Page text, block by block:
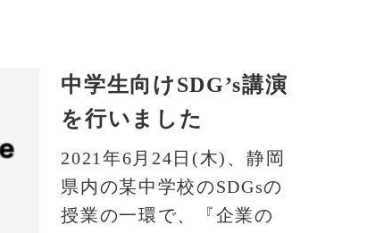
中学生向けSDG’s講演
を行いました
2021年6月24日(木)、静岡
県内の某中学校のSDGsの
授業の一環で、『企業の